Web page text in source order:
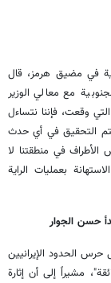
في مضيق هرمز، قال
مع معالي الوزير
وقعت، فإننا نتساءل
التحقيق في أي حدث
في منطقتنا لا
بعمليات الراية
حسن الجوار
حرس الحدود الإيرانيين
مشيراً إلى أن إثارة